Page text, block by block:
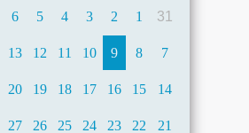
31
1
2
3
4
5
6
7
8
9
10
11
12
13
14
15
16
17
18
19
20
21
22
23
24
25
26
27